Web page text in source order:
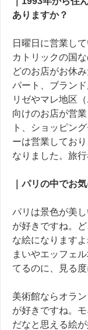
ありますか？
日曜日に営業し
カトリックの国
どのお店がお休
パート、ブラン
リゼやマレ地区
向けのお店が営
ト、ショッピン
ーは営業してお
なりました。旅
｜パリの中でお
パリは景色が美
が好きですね。
な絵になります
まいやエッフェ
てるのに、見る
美術館ならオラ
が好きですね。
だなと思える絵が